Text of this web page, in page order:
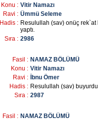
Konu : Vitir Namazı
Ravi : Ümmü Seleme
Hadis : Resulullah (sav) onüç rek`at
yaptı.
Sıra : 2986
Fasil : NAMAZ BÖLÜMÜ
Konu : Vitir Namazı
Ravi :
İbnu Ömer
Hadis : Resulullah (sav)
Sıra : 2987
Fasil : NAMAZ BÖLÜMÜ